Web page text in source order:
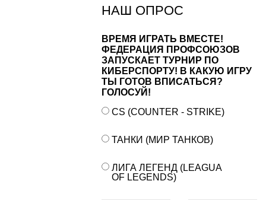
НАШ ОПРОС
ВРЕМЯ ИГРАТЬ ВМЕСТЕ!
ФЕДЕРАЦИЯ ПРОФСОЮЗОВ
ЗАПУСКАЕТ ТУРНИР ПО
КИБЕРСПОРТУ! В КАКУЮ ИГРУ
ТЫ ГОТОВ ВПИСАТЬСЯ?
ГОЛОСУЙ!
CS (COUNTER - STRIKE)
ТАНКИ (МИР ТАНКОВ)
ЛИГА ЛЕГЕНД (LEAGUA
OF LEGENDS)